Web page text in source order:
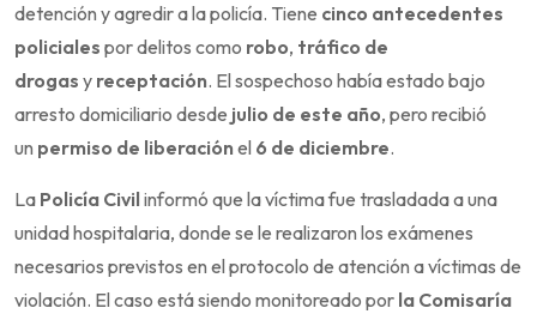
detención y agredir a la policía. Tiene cinco antecedentes
policiales por delitos como robo, tráfico de
drogas y receptación. El sospechoso había estado bajo
arresto domiciliario desde julio de este año, pero recibió
un permiso de liberación el 6 de diciembre.
La Policía Civil informó que la víctima fue trasladada a una
unidad hospitalaria, donde se le realizaron los exámenes
necesarios previstos en el protocolo de atención a víctimas de
violación. El caso está siendo monitoreado por la Comisaría